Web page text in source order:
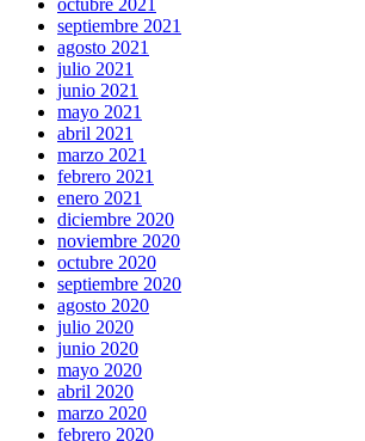
octubre 2021
septiembre 2021
agosto 2021
julio 2021
junio 2021
mayo 2021
abril 2021
marzo 2021
febrero 2021
enero 2021
diciembre 2020
noviembre 2020
octubre 2020
septiembre 2020
agosto 2020
julio 2020
junio 2020
mayo 2020
abril 2020
marzo 2020
febrero 2020